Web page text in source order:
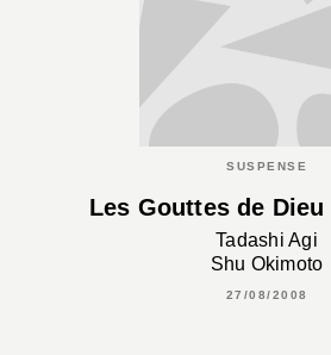
SUSPENSE
Les Gouttes de Dieu
Tadashi Agi
Shu Okimoto
27/08/2008